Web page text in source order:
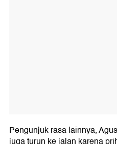
Pengunjuk rasa lainnya,